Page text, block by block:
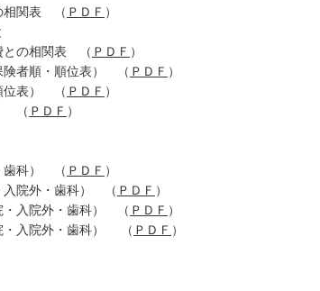
表 （ ＰＤＦ ）
表 （ ＰＤＦ ）
者順・順位表） （ ＰＤＦ ）
表） （ ＰＤＦ ）
（ ＰＤＦ ）
科） （ ＰＤＦ ）
院外・歯科） （ ＰＤＦ ）
・入院外・歯科） （ ＰＤＦ ）
入院外・歯科） （ ＰＤＦ ）